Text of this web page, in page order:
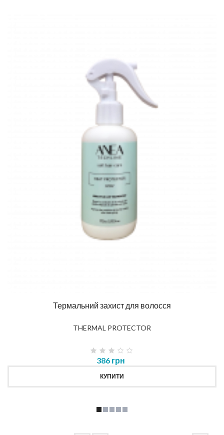
Термальний захист для волосся
THERMAL PROTECTOR
386 грн
КУПИТИ